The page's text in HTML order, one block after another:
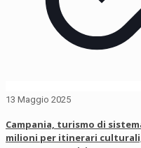
13 Maggio 2025
Campania, turismo di
milioni per itinerari